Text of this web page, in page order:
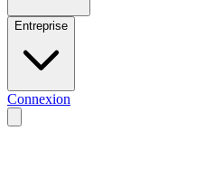
Entreprise
Connexion